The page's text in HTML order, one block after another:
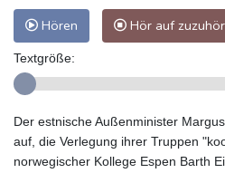
Hören Hör auf
Textgröße:
Der estnische Außenminister
auf, die Verlegung ihrer Truppen
norwegischer Kollege Espen Barth